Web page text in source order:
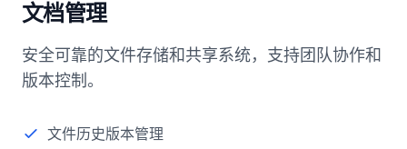
文档管理
安全可靠的文件存储和共享系统，支持团队协作和
版本控制。
文件历史版本管理